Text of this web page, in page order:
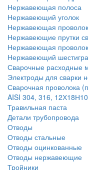
Нержавеющая полоса
Нержавеющий уголок
Нержавеющая
Нержавеющие прутки
Нержавеющая
Нержавеющий
Сварочные расходные
Электроды для сварки
Сварочная проволока
AISI 304, 316,
Травильная паста
Детали трубопровода
Отводы
Отводы стальные
Отводы оцинкованные
Отводы нержавеющие
Тройники